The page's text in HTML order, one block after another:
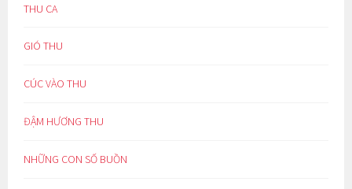
THU CA
GIÓ THU
CÚC VÀO THU
ĐẬM HƯƠNG THU
NHỮNG CON SỐ BUỒN